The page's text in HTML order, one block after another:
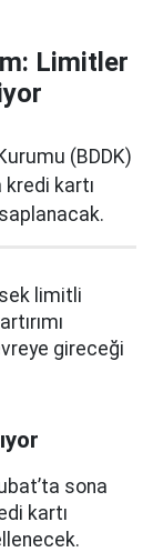
Limitler
(BDDK)
kartı
limitli
gireceği
sona
kartı